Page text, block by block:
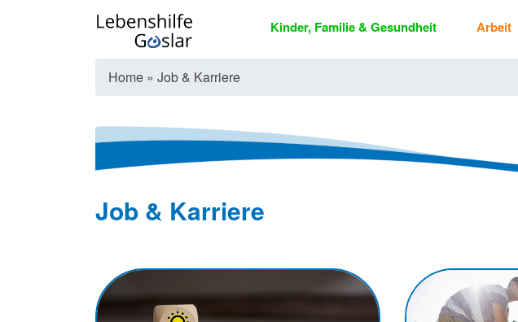
Kinder, Familie & Gesundheit Arbeit
Home » Job & Karriere
Job & Karriere